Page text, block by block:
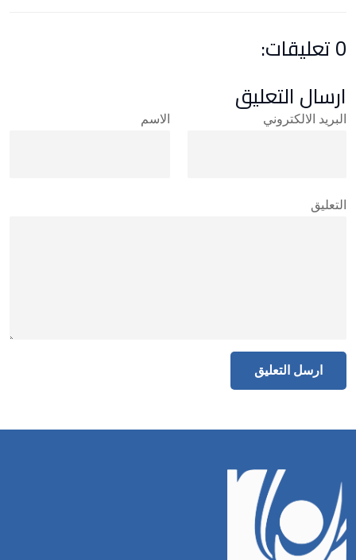
0 تعليقات:
ارسال التعليق
الاسم البريد الالكتروني
التعليق